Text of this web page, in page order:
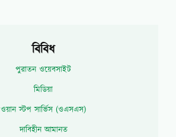
বিবিধ
পুরাতন ওয়েবসাইট
মিডিয়া
ওয়ান স্টপ সার্ভিস (ওএসএস)
দাবিহীন আমানত